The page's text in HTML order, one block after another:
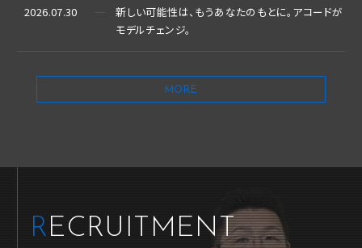
2026.07.30
新しい可能性は、もうあなたのもとに。アコードが
モデルチェンジ。
MORE
RECRUITMENT